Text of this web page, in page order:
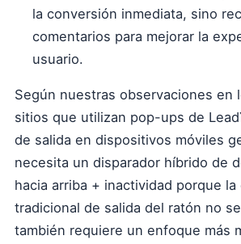
la conversión inmediata, sino
comentarios para mejorar la
usuario.
Según nuestras observaciones en
sitios que utilizan pop-ups de
de salida en dispositivos móviles
necesita un disparador híbrido de
hacia arriba + inactividad porque
tradicional de salida del ratón no
también requiere un enfoque más